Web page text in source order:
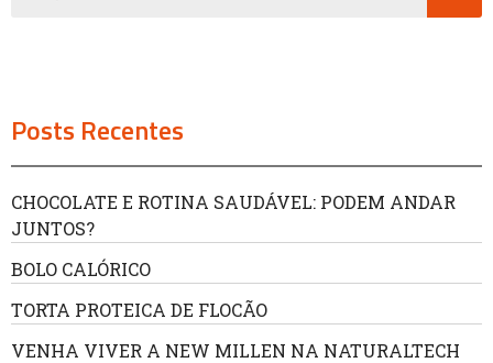
Posts Recentes
CHOCOLATE E ROTINA SAUDÁVEL: PODEM ANDAR
JUNTOS?
BOLO CALÓRICO
TORTA PROTEICA DE FLOCÃO
VENHA VIVER A NEW MILLEN NA NATURALTECH